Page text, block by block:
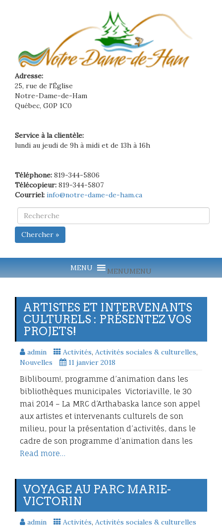
Adresse:
25, rue de l'Église
Notre-Dame-de-Ham
Québec, G0P 1C0
Service à la clientèle:
lundi au jeudi de 9h à midi et de 13h à 16h
Téléphone: 819-344-5806
Télécopieur: 819-344-5807
Courriel: info@notre-dame-de-ham.ca
Chercher »
MENUMENU
ARTISTES ET INTERVENANTS
CULTURELS : PRÉSENTEZ VOS
PROJETS!
admin Activités, Activités sociales & culturelles,
Nouvelles
11 janvier 2018
Bibliboum!, programme d’animation dans les
bibliothèques municipales Victoriaville, le 30
mai 2014 – La MRC d’Arthabaska lance son appel
aux artistes et intervenants culturels de son
milieu, pour la présentation d’activités, dans le
cadre de son programme d’animation dans les
Read more…
VOYAGE AU PARC MARIE-
VICTORIN
admin Activités, Activités sociales & culturelles